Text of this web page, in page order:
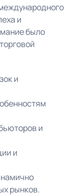
и
было
и
и
и
рынков.